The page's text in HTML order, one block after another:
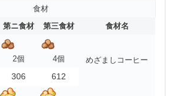
食材
第ニ食材 第三食材 食材名
2個 4個 めざましコーヒー
306 612